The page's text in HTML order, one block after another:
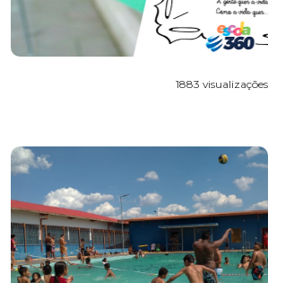
1883 visualizações